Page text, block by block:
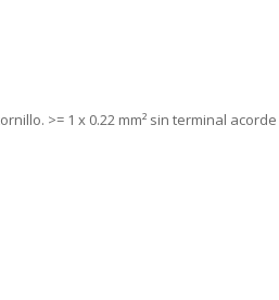
>= 1 x 0.22 mm² sin terminal acorde